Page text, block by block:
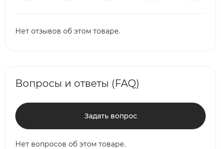
Нет отзывов об этом товаре.
Вопросы и ответы (FAQ)
Задать вопрос
Нет вопросов об этом товаре.